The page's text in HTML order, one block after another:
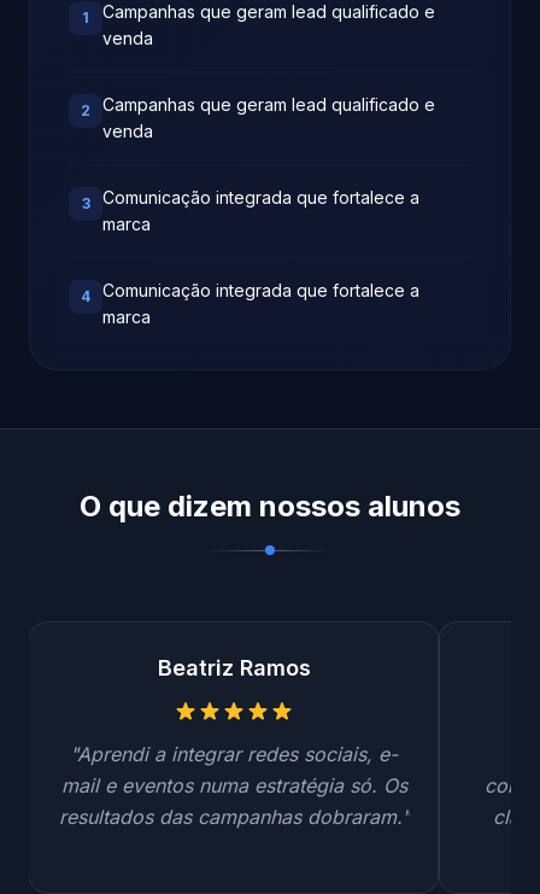
1
Campanhas que geram lead qualificado e
venda
2
Campanhas que geram lead qualificado e
venda
3
Comunicação integrada que fortalece a
marca
4
Comunicação integrada que fortalece a
marca
O que dizem nossos alunos
Beatriz Ramos
"Aprendi a integrar redes sociais, e-
mail e eventos numa estratégia só. Os
resultados das campanhas dobraram."